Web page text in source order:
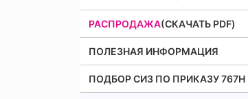
РАСПРОДАЖА(СКАЧАТЬ PDF)
ПОЛЕЗНАЯ ИНФОРМАЦИЯ
ПОДБОР СИЗ ПО ПРИКАЗУ 767Н